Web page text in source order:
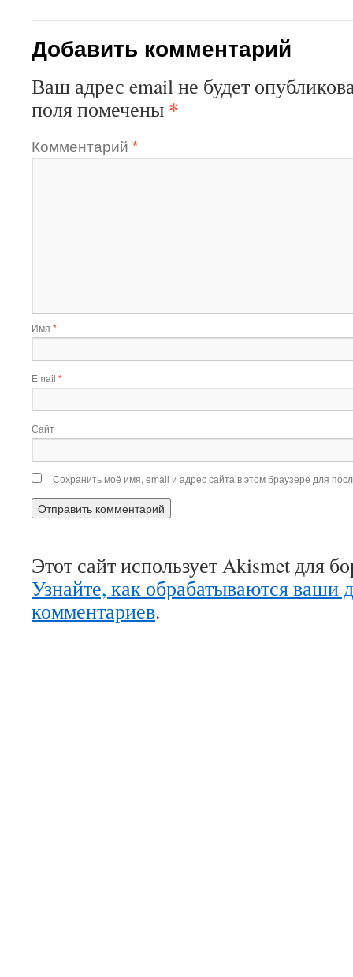
Добавить комментарий
Ваш адрес email не будет
поля помечены *
Комментарий *
Имя *
Email *
Сайт
Сохранить моё имя, email и адрес сайта в этом браузере для
Этот сайт использует Akismet для
Узнайте, как обрабатываются ваши
комментариев.